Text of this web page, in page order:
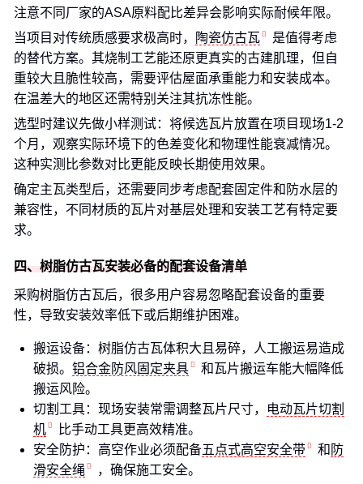
注意不同厂家的ASA原料配比差异会影响实际耐候年限。
当项目对传统质感要求极高时，
陶瓷仿古瓦
是值得考虑
的替代方案。其烧制工艺能还原更真实的古建肌理，但自
重较大且脆性较高，需要评估屋面承重能力和安装成本。
在温差大的地区还需特别关注其抗冻性能。
选型时建议先做小样测试：将候选瓦片放置在项目现场1-2
个月，观察实际环境下的色差变化和物理性能衰减情况。
这种实测比参数对比更能反映长期使用效果。
确定主瓦类型后，还需要同步考虑配套固定件和防水层的
兼容性，不同材质的瓦片对基层处理和安装工艺有特定要
求。
四、树脂仿古瓦安装必备的配套设备清单
采购树脂仿古瓦后，很多用户容易忽略配套设备的重要
性，导致安装效率低下或后期维护困难。
搬运设备：树脂仿古瓦体积大且易碎，人工搬运易造成
破损。 铝合金防风固定夹具
和瓦片搬运车能大幅降低
搬运风险。
切割工具：现场安装常需调整瓦片尺寸，
电动瓦片切割
机
比手动工具更高效精准。
安全防护：高空作业必须配备五点式高空安全带 和 防
滑安全绳
，确保施工安全。